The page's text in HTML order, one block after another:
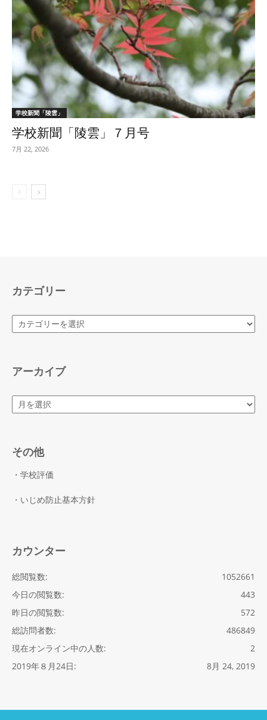
学校新聞「陵雲」
学校新聞「陵雲」７月号
7月 22, 2026
カテゴリー
カ
テ
アーカイブ
ア
ー
その他
・学校評価
・いじめ防止基本方針
カウンター
1052661
総閲覧数:
443
今日の閲覧数:
572
昨日の閲覧数:
486849
総訪問者数:
2
現在オンライン中の人数:
8月 24, 2019
2019年８月24日: